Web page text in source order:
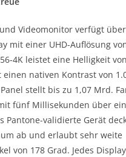
Videomonitor verfügt
mit einer UHD-Auflösung
4K leistet eine Helligkeit
nativen Kontrast von
stellt bis zu 1,07 Mrd.
fünf Millisekunden über
Pantone-validierte Gerät
ab und erlaubt sehr weite
von 178 Grad. Jedes